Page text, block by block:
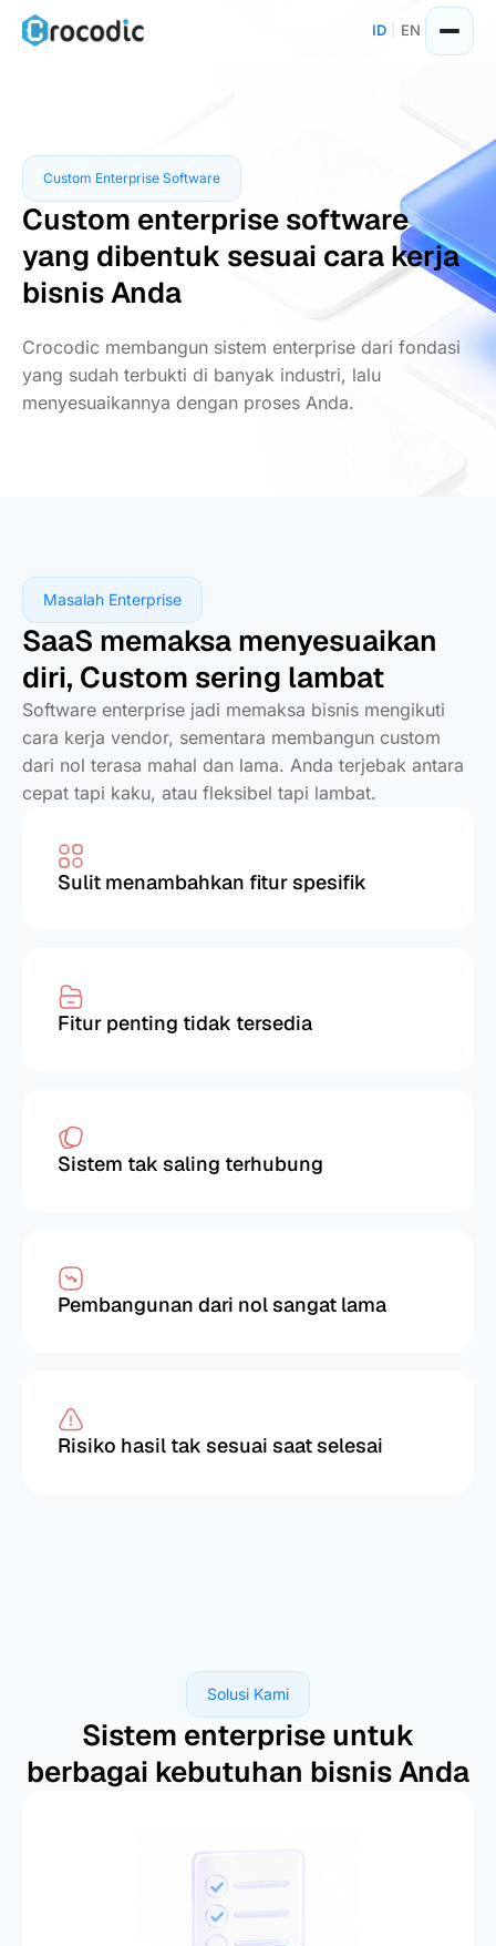
Skip
ID EN
Custom Enterprise Software
Custom enterprise software
yang dibentuk sesuai cara kerja
bisnis Anda
Crocodic membangun sistem enterprise dari fondasi
yang sudah terbukti di banyak industri, lalu
menyesuaikannya dengan proses Anda.
Masalah Enterprise
SaaS memaksa menyesuaikan
diri, Custom sering lambat
Software enterprise jadi memaksa bisnis mengikuti
cara kerja vendor, sementara membangun custom
dari nol terasa mahal dan lama. Anda terjebak antara
cepat tapi kaku, atau fleksibel tapi lambat.
Sulit menambahkan fitur spesifik
Fitur penting tidak tersedia
Sistem tak saling terhubung
Pembangunan dari nol sangat lama
Risiko hasil tak sesuai saat selesai
Solusi Kami
Sistem enterprise untuk
berbagai kebutuhan bisnis Anda